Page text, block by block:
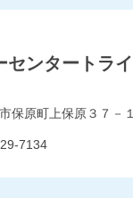
センタートラ
保原町上保原３７－１
7134